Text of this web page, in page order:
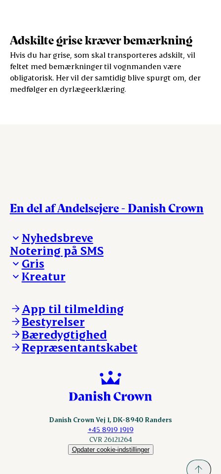
Adskilte grise kræver bemærkning
Hvis du har grise, som skal transporteres adskilt, vil
feltet med bemærkninger til vognmanden være
obligatorisk. Her vil der samtidig blive spurgt om, der
medfølger en dyrlægeerklæring.
En del af Andelsejere - Danish Crown
Nyhedsbreve
Madinspiration - nyhedsbrev
Notering på SMS
Gris
Ejerinformation
Nyheder
Login
Kreatur
Kontakt os
Notering
Nyheder
Login
App til tilmelding
Bestyrelser
Bæredygtighed
Repræsentantskabet
Danish Crown Vej 1, DK-8940 Randers
+45 8919 1919
CVR 26121264
Opdater cookie-indstillinger